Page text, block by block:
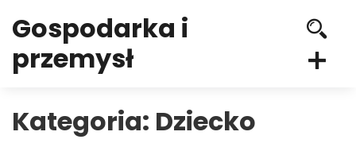
Gospodarka i
przemysł
Kategoria: Dziecko